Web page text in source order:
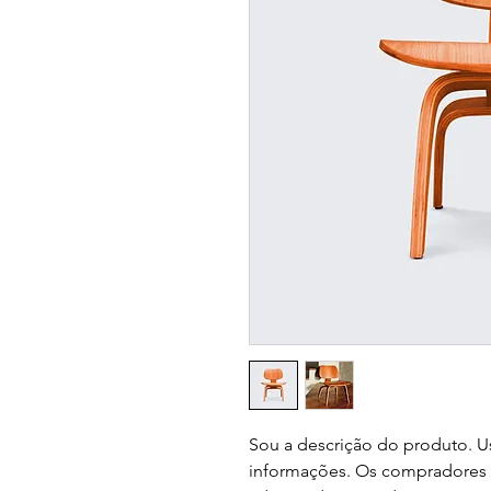
Sou a descrição do produto.
informações. Os